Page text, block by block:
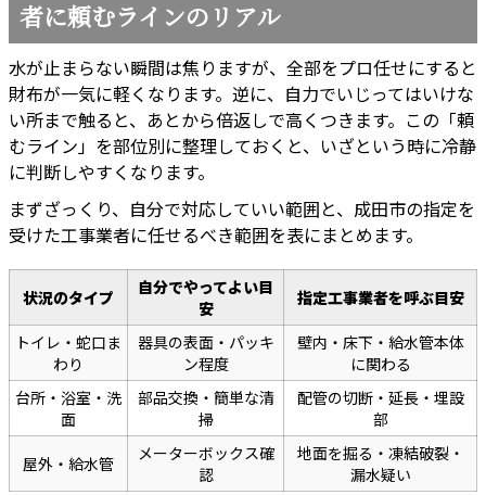
者に頼むラインのリアル
水が止まらない瞬間は焦りますが、全部をプロ任せにすると
財布が一気に軽くなります。逆に、自力でいじってはいけな
い所まで触ると、あとから倍返しで高くつきます。この「頼
むライン」を部位別に整理しておくと、いざという時に冷静
に判断しやすくなります。
まずざっくり、自分で対応していい範囲と、成田市の指定を
受けた工事業者に任せるべき範囲を表にまとめます。
状況のタイプ
自分でやってよい目
安
指定工事業者を呼ぶ目安
トイレ・蛇口ま
わり
器具の表面・パッキ
ン程度
壁内・床下・給水管本体
に関わる
台所・浴室・洗
面
部品交換・簡単な清
掃
配管の切断・延長・埋設
部
屋外・給水管
メーターボックス確
認
地面を掘る・凍結破裂・
漏水疑い